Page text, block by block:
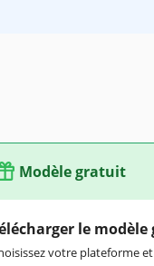
Modèle gratuit
le
votre plateforme